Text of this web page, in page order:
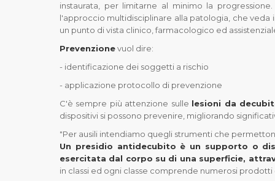
instaurata, per limitarne al minimo la
l'approccio multidisciplinare alla patologia, che
un punto di vista clinico, farmacologico ed
Prevenzionevuol dire:
- identificazione dei soggetti a rischio
- applicazione protocollo di prevenzione
C'è sempre più attenzione sulle lesioni da
dispositivi si possono prevenire, migliorando
"Per ausili intendiamo quegli strumenti che
Un presidio antidecubito è un supporto o
esercitata dal corpo su di una superficie,
in classi ed ogni classe comprende numerosi prodotti